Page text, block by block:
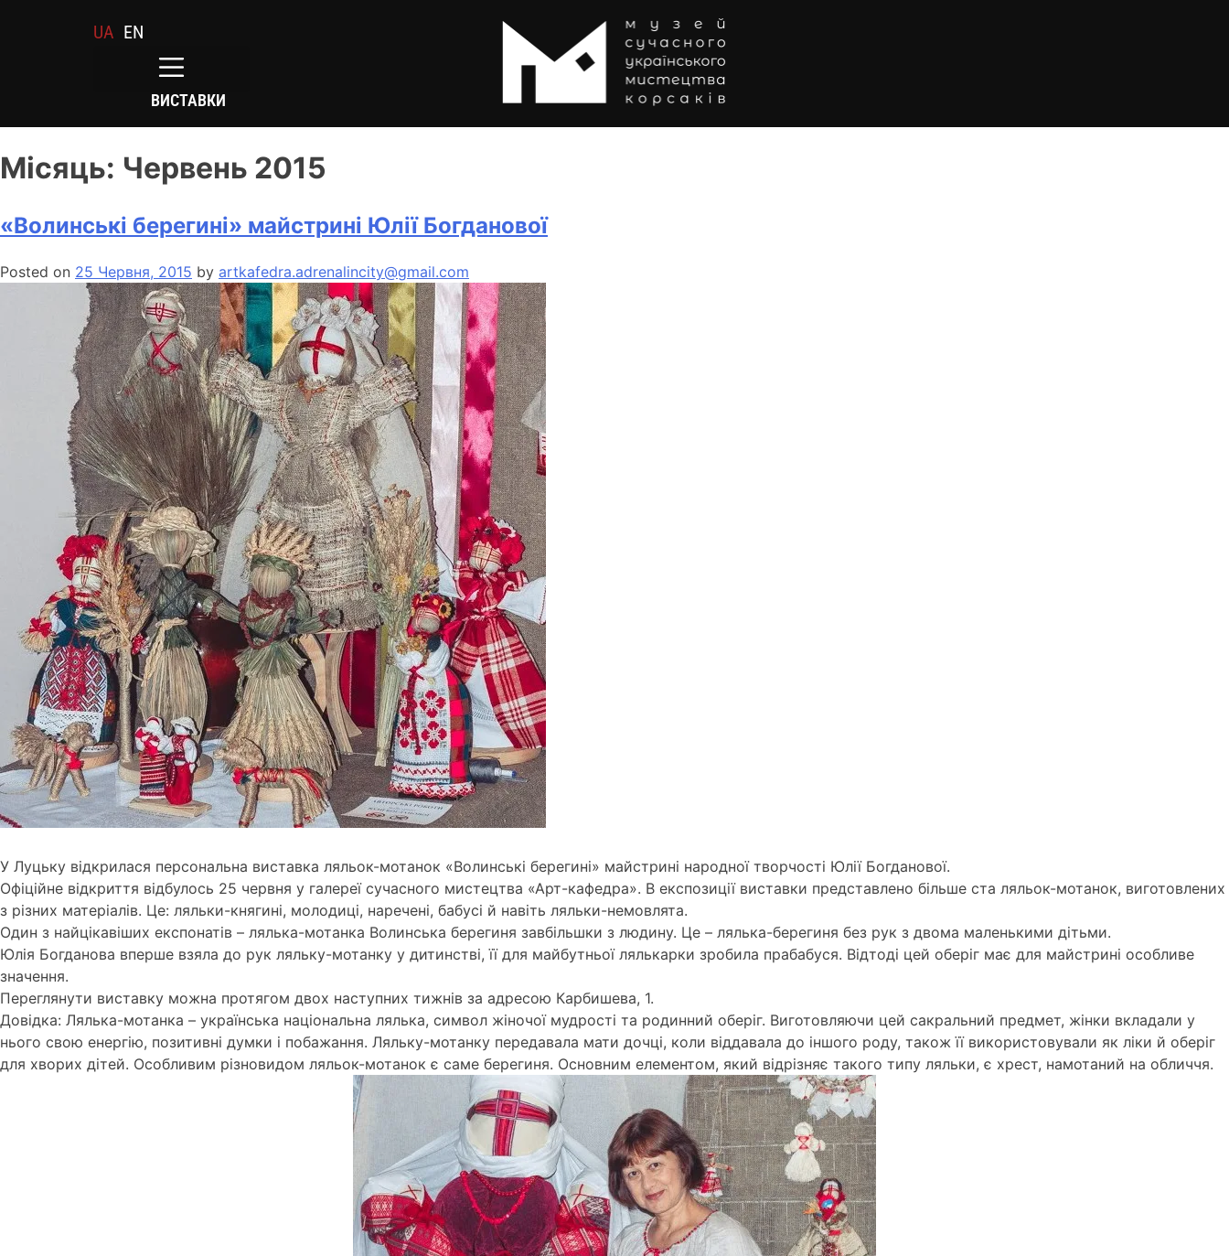
UA EN
ВИСТАВКИ
Місяць: Червень 2015
«Волинські берегині» майстрині Юлії Богданової
Posted on 25 Червня, 2015 by artkafedra.adrenalincity@gmail.com
У Луцьку відкрилася персональна виставка ляльок-мотанок «Волинські берегині» майстрині народної творчості Юлії Богданової.
Офіційне відкриття відбулось 25 червня у галереї сучасного мистецтва «Арт-кафедра». В експозиції виставки представлено більше ста ляльок-мотанок, виготовлених
з різних матеріалів. Це: ляльки-княгині, молодиці, наречені, бабусі й навіть ляльки-немовлята.
Один з найцікавіших експонатів – лялька-мотанка Волинська берегиня завбільшки з людину. Це – лялька-берегиня без рук з двома маленькими дітьми.
Юлія Богданова вперше взяла до рук ляльку-мотанку у дитинстві, її для майбутньої лялькарки зробила прабабуся. Відтоді цей оберіг має для майстрині особливе
значення.
Переглянути виставку можна протягом двох наступних тижнів за адресою Карбишева, 1.
Довідка: Лялька-мотанка – українська національна лялька, символ жіночої мудрості та родинний оберіг. Виготовляючи цей сакральний предмет, жінки вкладали у
нього свою енергію, позитивні думки і побажання. Ляльку-мотанку передавала мати дочці, коли віддавала до іншого роду, також її використовували як ліки й оберіг
для хворих дітей. Особливим різновидом ляльок-мотанок є саме берегиня. Основним елементом, який відрізняє такого типу ляльки, є хрест, намотаний на обличчя.